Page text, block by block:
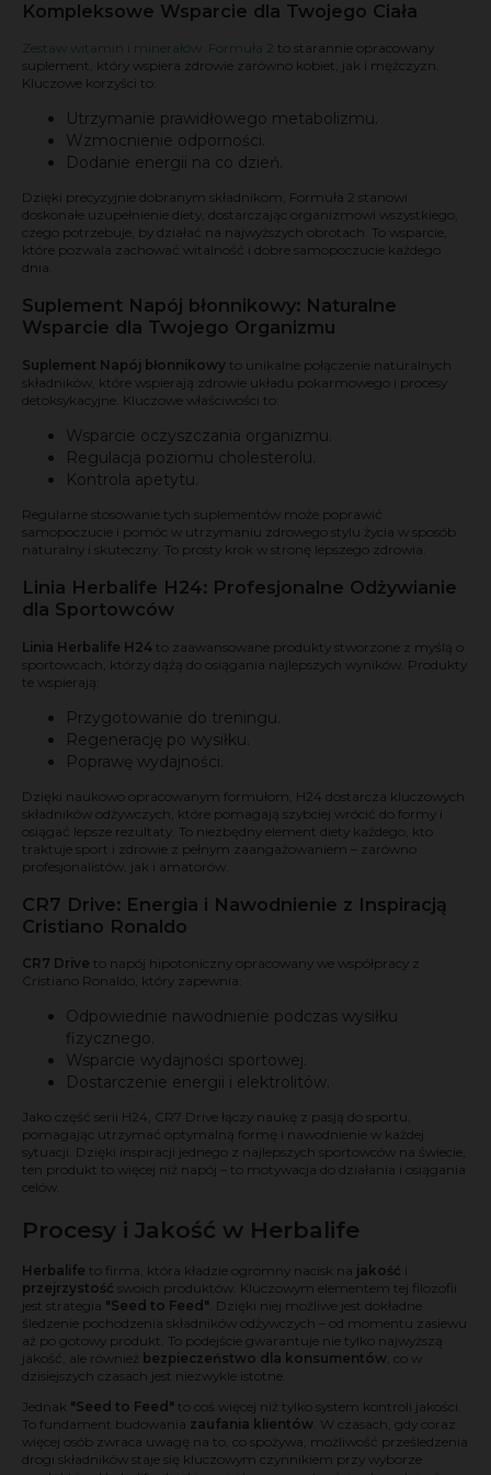
Kompleksowe Wsparcie dla Twojego Ciała
Zestaw witamin i minerałów Formuła 2 to starannie opracowany
suplement, który wspiera zdrowie zarówno kobiet, jak i mężczyzn.
Kluczowe korzyści to:
Utrzymanie prawidłowego metabolizmu.
Wzmocnienie odporności.
Dodanie energii na co dzień.
Dzięki precyzyjnie dobranym składnikom, Formuła 2 stanowi
doskonałe uzupełnienie diety, dostarczając organizmowi wszystkiego,
czego potrzebuje, by działać na najwyższych obrotach. To wsparcie,
które pozwala zachować witalność i dobre samopoczucie każdego
dnia.
Suplement Napój błonnikowy: Naturalne
Wsparcie dla Twojego Organizmu
Suplement Napój błonnikowy to unikalne połączenie naturalnych
składników, które wspierają zdrowie układu pokarmowego i procesy
detoksykacyjne. Kluczowe właściwości to:
Wsparcie oczyszczania organizmu.
Regulacja poziomu cholesterolu.
Kontrola apetytu.
Regularne stosowanie tych suplementów może poprawić
samopoczucie i pomóc w utrzymaniu zdrowego stylu życia w sposób
naturalny i skuteczny. To prosty krok w stronę lepszego zdrowia.
Linia Herbalife H24: Profesjonalne Odżywianie
dla Sportowców
Linia Herbalife H24 to zaawansowane produkty stworzone z myślą o
sportowcach, którzy dążą do osiągania najlepszych wyników. Produkty
te wspierają:
Przygotowanie do treningu.
Regenerację po wysiłku.
Poprawę wydajności.
Dzięki naukowo opracowanym formułom, H24 dostarcza kluczowych
składników odżywczych, które pomagają szybciej wrócić do formy i
osiągać lepsze rezultaty. To niezbędny element diety każdego, kto
traktuje sport i zdrowie z pełnym zaangażowaniem – zarówno
profesjonalistów, jak i amatorów.
CR7 Drive: Energia i Nawodnienie z Inspiracją
Cristiano Ronaldo
CR7 Drive to napój hipotoniczny opracowany we współpracy z
Cristiano Ronaldo, który zapewnia:
Odpowiednie nawodnienie podczas wysiłku
fizycznego.
Wsparcie wydajności sportowej.
Dostarczenie energii i elektrolitów.
Jako część serii H24, CR7 Drive łączy naukę z pasją do sportu,
pomagając utrzymać optymalną formę i nawodnienie w każdej
sytuacji. Dzięki inspiracji jednego z najlepszych sportowców na świecie,
ten produkt to więcej niż napój – to motywacja do działania i osiągania
celów.
Procesy i Jakość w Herbalife
Herbalife to firma, która kładzie ogromny nacisk na jakość i
przejrzystość swoich produktów. Kluczowym elementem tej filozofii
jest strategia "Seed to Feed" . Dzięki niej możliwe jest dokładne
śledzenie pochodzenia składników odżywczych – od momentu zasiewu
aż po gotowy produkt. To podejście gwarantuje nie tylko najwyższą
jakość, ale również bezpieczeństwo dla konsumentów , co w
dzisiejszych czasach jest niezwykle istotne.
Jednak "Seed to Feed" to coś więcej niż tylko system kontroli jakości.
To fundament budowania zaufania klientów . W czasach, gdy coraz
więcej osób zwraca uwagę na to, co spożywa, możliwość prześledzenia
drogi składników staje się kluczowym czynnikiem przy wyborze